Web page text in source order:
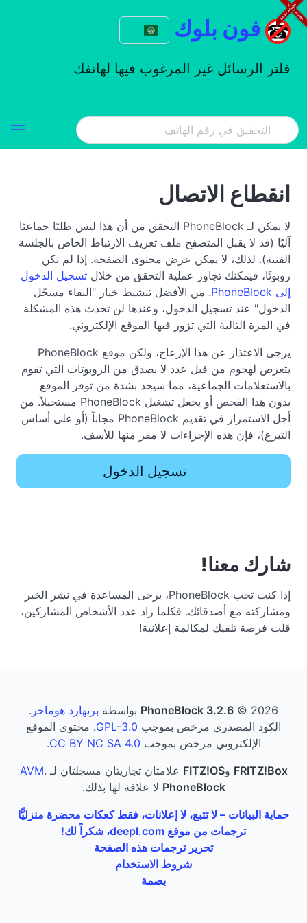
فون بلوك
فلتر الرسائل غير المرغوب فيها لهاتفك
انقطاع الاتصال
لا يمكن لـ PhoneBlock التحقق من أن هذا ليس طلبًا جماعيًا
آليًا (قد لا يقبل المتصفح ملف تعريف الارتباط الخاص بالجلسة
الفنية). لذلك، لا يمكن عرض محتوى الصفحة. إذا لم تكن
روبوتًا، فيمكنك تجاوز عملية التحقق من خلال تسجيل الدخول
إلى PhoneBlock
. من الأفضل تنشيط خيار "البقاء مسجّل
الدخول" عند تسجيل الدخول، وعندها لن تحدث هذه المشكلة
في المرة التالية التي تزور فيها الموقع الإلكتروني.
يرجى الاعتذار عن هذا الإزعاج، ولكن موقع PhoneBlock
يتعرض لهجوم من قبل عدد لا يصدق من الروبوتات التي تقوم
بالاستعلامات الجماعية، مما سيحد بشدة من توفر الموقع
بدون هذا الفحص أو يجعل تشغيل PhoneBlock مستحيلاً. من
أجل الاستمرار في تقديم PhoneBlock مجاناً (أو على أساس
التبرع)، فإن هذه الإجراءات لا مفر منها للأسف.
تسجيل الدخول
شارك معنا!
إذا كنت تحب PhoneBlock، يرجى المساعدة في نشر الخبر
ومشاركته مع أصدقائك. فكلما زاد عدد الأشخاص المشاركين،
قلت فرصة تلقيك لمكالمة إعلانية!
PhoneBlock 3.2.6 © 2026 بواسطة برنهارد هوماخر .
الكود المصدري مرخص بموجب GPL-3.0. محتوى الموقع
الإلكتروني مرخص بموجب CC BY NC SA 4.0
.
FRITZ!Box وFITZ!OS علامتان تجاريتان مسجلتان لـ AVM.
PhoneBlock لا علاقة لها بذلك.
حماية البيانات – لا تتبع، لا إعلانات، فقط كعكات محضرة منزليًّا
ترجمات من موقع deepl.com، شكراً لك!
تحرير ترجمات هذه الصفحة
شروط الاستخدام
بصمة